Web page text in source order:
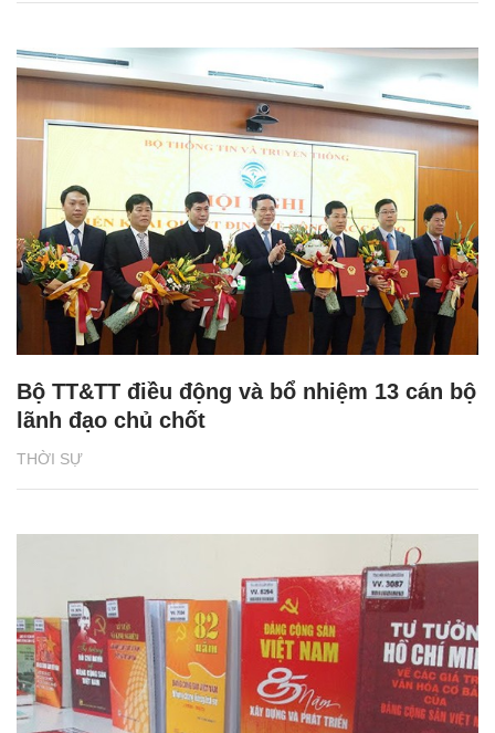
THỜI SỰ
Bộ TT&TT điều động và bổ nhiệm 13 cán bộ
lãnh đạo chủ chốt